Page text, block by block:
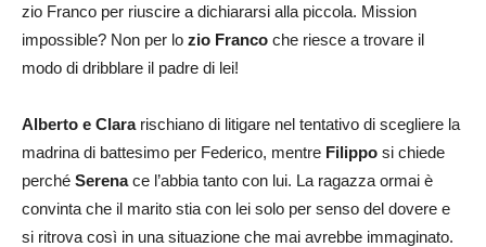
zio Franco per riuscire a dichiararsi alla piccola. Mission
impossible? Non per lo zio Franco che riesce a trovare il
modo di dribblare il padre di lei!
Alberto e Clararischiano di litigare nel tentativo di scegliere la
madrina di battesimo per Federico, mentre Filippo si chiede
perché Serenace l’abbia tanto con lui. La ragazza ormai è
convinta che il marito stia con lei solo per senso del dovere e
si ritrova così in una situazione che mai avrebbe immaginato.